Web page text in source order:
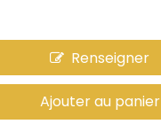
Renseigner
Ajouter au panier